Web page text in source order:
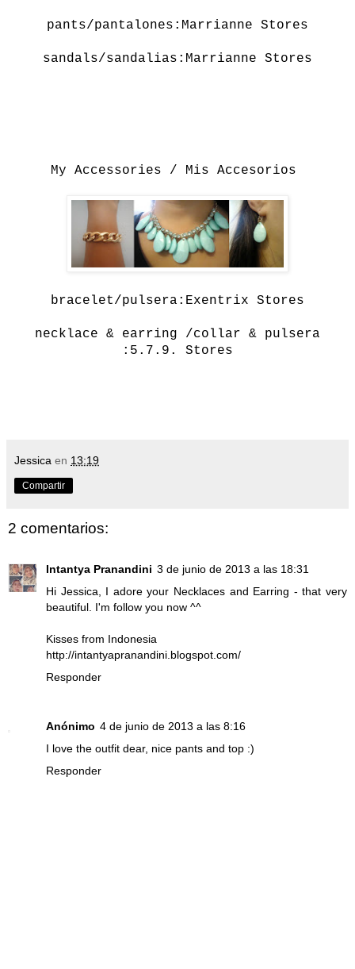
pants/pantalones:Marrianne Stores
sandals/sandalias:Marrianne Stores
My Accessories / Mis Accesorios
bracelet/pulsera:Exentrix Stores
necklace & earring /collar & pulsera
:5.7.9. Stores
Jessica en 13:19
Compartir
2 comentarios:
Intantya Pranandini 3 de junio de 2013 a las 18:31
Hi Jessica, I adore your Necklaces and Earring - that very
beautiful. I'm follow you now ^^
Kisses from Indonesia
http://intantyapranandini.blogspot.com/
Responder
Anónimo 4 de junio de 2013 a las 8:16
I love the outfit dear, nice pants and top :)
Responder